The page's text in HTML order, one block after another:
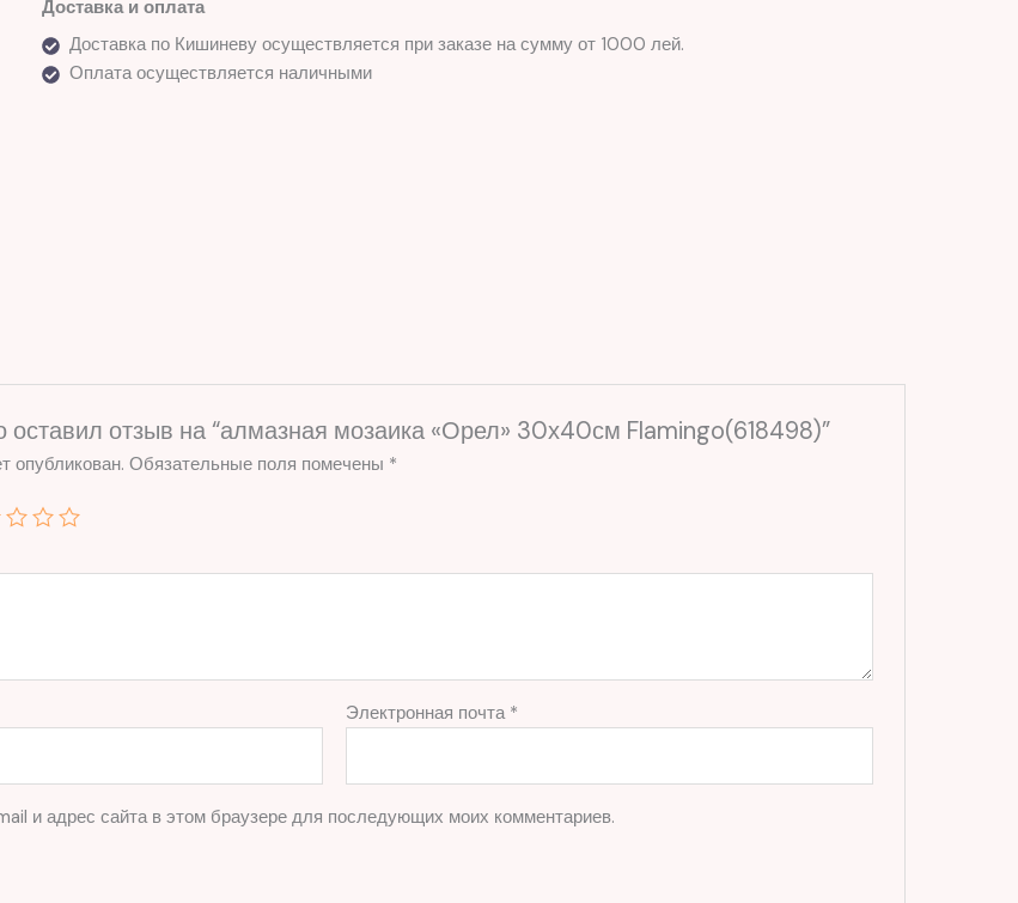
Доставка и оплата
Доставка по Кишиневу осуществляется при заказе на сумму от 1000 лей.
Оплата осуществляется наличными
оставил отзыв на “алмазная мозаика «Орел» 30х40см Flamingo(618498)”
опубликован. Обязательные поля помечены *
Электронная почта *
и адрес сайта в этом браузере для последующих моих комментариев.